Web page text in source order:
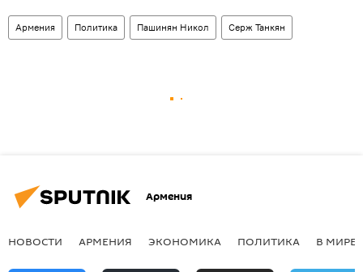
Армения Политика Пашинян Никол Серж Танкян
Армения
НОВОСТИ АРМЕНИЯ ЭКОНОМИКА ПОЛИТИКА В МИРЕ